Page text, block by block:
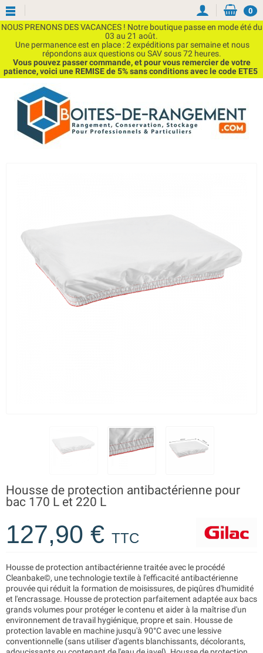
NOUS PRENONS DES VACANCES ! Notre boutique passe en mode été du
03 au 21 août.
Une permanence est en place : 2 expéditions par semaine et nous
répondons aux questions ou SAV sous 72 heures.
Vous pouvez passer commande, et pour vous remercier de votre
patience, voici une REMISE de 5% sans conditions avec le code ETE5
0
Housse de protection antibactérienne pour
bac 170 L et 220 L
127,90 € TTC
Housse de protection antibactérienne traitée avec le procédé
Cleanbake©, une technologie textile à l'efficacité antibactérienne
prouvée qui réduit la formation de moisissures, de piqûres d'humidité
et l'encrassage. Housse de protection parfaitement adaptée aux bacs
grands volumes pour protéger le contenu et aider à la maîtrise d'un
environnement de travail hygiénique, propre et sain. Housse de
protection lavable en machine jusqu'à 90°C avec une lessive
conventionnelle (sans utiliser d'agents blanchissants, décolorants,